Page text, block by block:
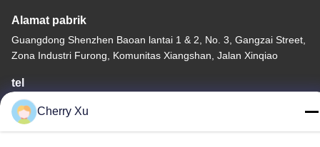
Alamat pabrik
Guangdong Shenzhen Baoan lantai 1 & 2, No. 3, Gangzai Street,
Zona Industri Furong, Komunitas Xiangshan, Jalan Xinqiao
tel
86-0755-27097532-8:30
Cherry Xu